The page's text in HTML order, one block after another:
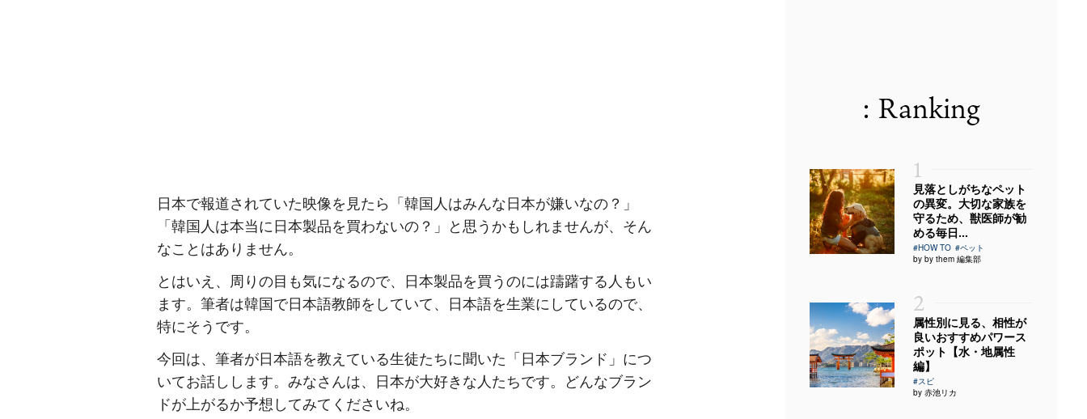
日本で報道されていた映像を見たら「韓国人はみんな日本が嫌いなの？」
「韓国人は本当に日本製品を買わないの？」と思うかもしれませんが、そん
なことはありません。
とはいえ、周りの目も気になるので、日本製品を買うのには躊躇する人もい
ます。筆者は韓国で日本語教師をしていて、日本語を生業にしているので、
特にそうです。
今回は、筆者が日本語を教えている生徒たちに聞いた「日本ブランド」につ
いてお話しします。みなさんは、日本が大好きな人たちです。どんなブラン
ドが上がるか予想してみてくださいね。
: Ranking
1
見落としがちなペット
の異変。大切な家族を
守るため、獣医師が勧
める毎日...
#HOW TO #ペット
by by them 編集部
2
属性別に見る、相性が
良いおすすめパワース
ポット【水・地属性
編】
#スピ
by 赤池リカ